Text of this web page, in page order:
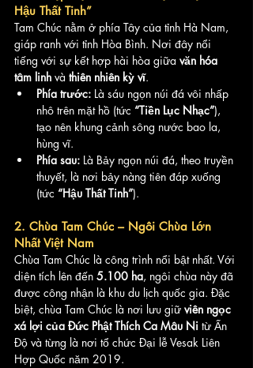
Hậu Thất Tinh”
Tam Chúc nằm ở phía Tây của tỉnh Hà Nam,
giáp ranh với tỉnh Hòa Bình. Nơi đây nổi
tiếng với sự kết hợp hài hòa giữa văn hóa
tâm linh và thiên nhiên kỳ vĩ.
Phía trước: Là sáu ngọn núi đá vôi nhấp
nhô trên mặt hồ (tức “Tiền Lục Nhạc”),
tạo nên khung cảnh sông nước bao la,
hùng vĩ.
Phía sau: Là Bảy ngọn núi đá, theo truyền
thuyết, là nơi bảy nàng tiên đáp xuống
(tức “Hậu Thất Tinh”).
2. Chùa Tam Chúc – Ngôi Chùa Lớn
Nhất Việt Nam
Chùa Tam Chúc là công trình nổi bật nhất. Với
diện tích lên đến 5.100 ha, ngôi chùa này đã
được công nhận là khu du lịch quốc gia. Đặc
biệt, chùa Tam Chúc là nơi lưu giữ viên ngọc
xá lợi của Đức Phật Thích Ca Mâu Ni từ Ấn
Độ và từng là nơi tổ chức Đại lễ Vesak Liên
Hợp Quốc năm 2019.